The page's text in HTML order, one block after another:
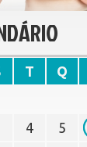
T Q
4 5